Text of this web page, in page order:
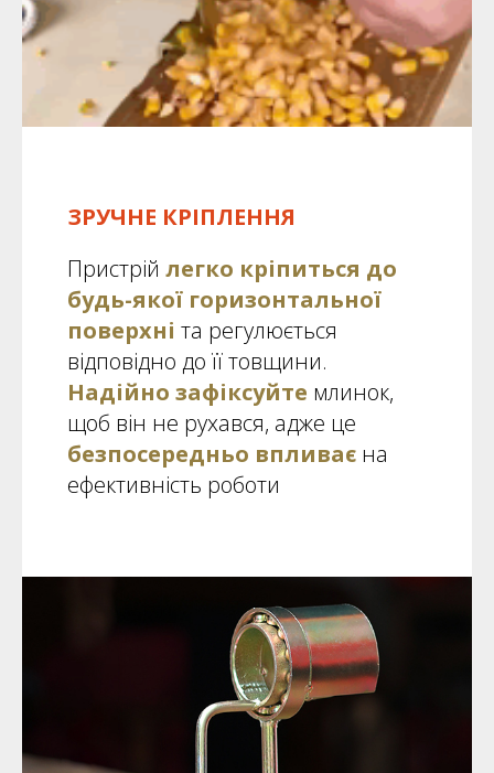
ЗРУЧНЕ КРІПЛЕННЯ
Пристрій легко кріпиться до
будь-якої горизонтальної
поверхні та регулюється
відповідно до її товщини.
Надійно зафіксуйте млинок,
щоб він не рухався, адже це
безпосередньо впливає на
ефективність роботи